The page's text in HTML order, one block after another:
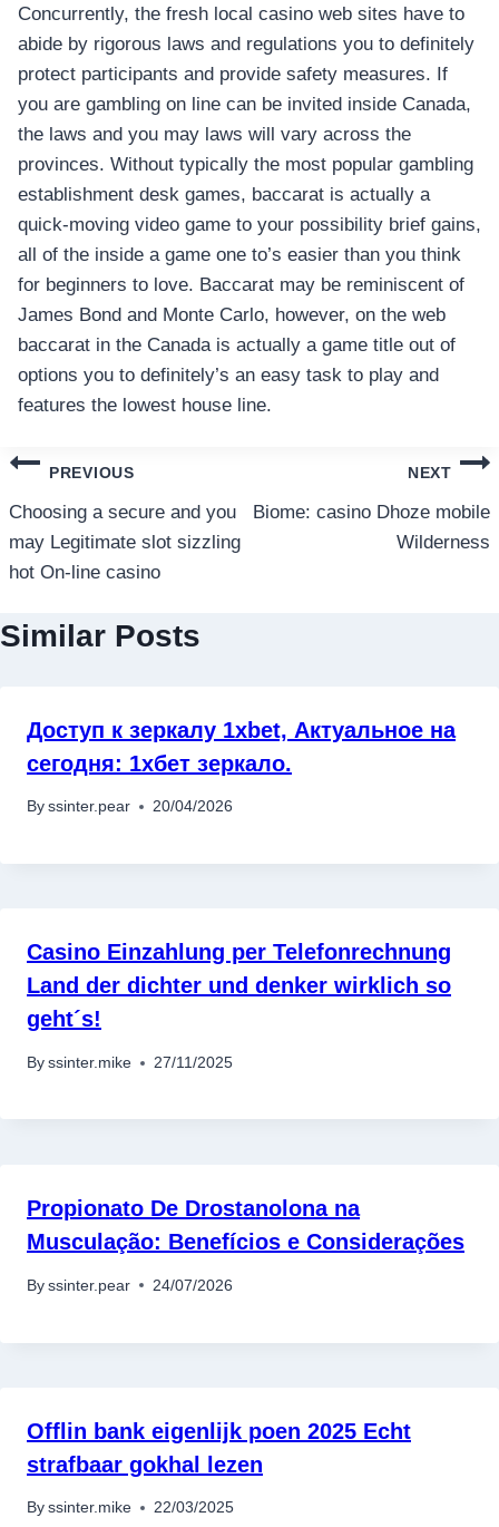
Concurrently, the fresh local casino web sites have to
abide by rigorous laws and regulations you to definitely
protect participants and provide safety measures. If
you are gambling on line can be invited inside Canada,
the laws and you may laws will vary across the
provinces. Without typically the most popular gambling
establishment desk games, baccarat is actually a
quick-moving video game to your possibility brief gains,
all of the inside a game one to’s easier than you think
for beginners to love. Baccarat may be reminiscent of
James Bond and Monte Carlo, however, on the web
baccarat in the Canada is actually a game title out of
options you to definitely’s an easy task to play and
features the lowest house line.
แนะแนว
เรื่อง
PREVIOUS
Choosing a secure and you
may Legitimate slot sizzling
hot On-line casino
NEXT
Biome: casino Dhoze mobile
Wilderness
Similar Posts
Доступ к зеркалу 1xbet, Актуальное на
сегодня: 1хбет зеркало.
By ssinter.pear 20/04/2026
Casino Einzahlung per Telefonrechnung
Land der dichter und denker wirklich so
geht´s!
By ssinter.mike 27/11/2025
Propionato De Drostanolona na
Musculação: Benefícios e Considerações
By ssinter.pear 24/07/2026
Offlin bank eigenlijk poen 2025 Echt
strafbaar gokhal lezen
By ssinter.mike 22/03/2025